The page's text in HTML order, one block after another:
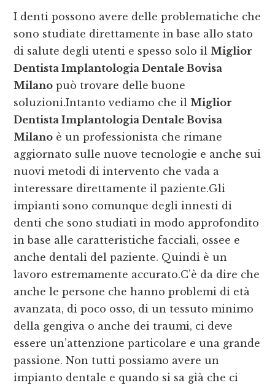
I denti possono avere delle problematiche che
sono studiate direttamente in base allo stato
di salute degli utenti e spesso solo il Miglior
Dentista Implantologia Dentale Bovisa
Milano può trovare delle buone
soluzioni.Intanto vediamo che il Miglior
Dentista Implantologia Dentale Bovisa
Milano è un professionista che rimane
aggiornato sulle nuove tecnologie e anche sui
nuovi metodi di intervento che vada a
interessare direttamente il paziente.Gli
impianti sono comunque degli innesti di
denti che sono studiati in modo approfondito
in base alle caratteristiche facciali, ossee e
anche dentali del paziente. Quindi è un
lavoro estremamente accurato.C’è da dire che
anche le persone che hanno problemi di età
avanzata, di poco osso, di un tessuto minimo
della gengiva o anche dei traumi, ci deve
essere un’attenzione particolare e una grande
passione. Non tutti possiamo avere un
impianto dentale e quando si sa già che ci